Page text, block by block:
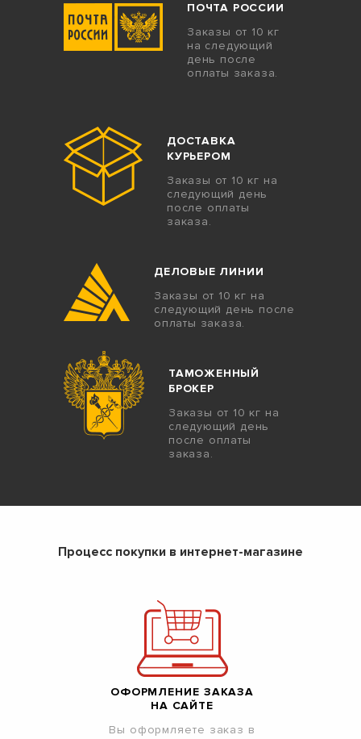
ПОЧТА РОССИИ
Заказы от 10 кг
на следующий
день после
оплаты заказа.
ДОСТАВКА
КУРЬЕРОМ
Заказы от 10 кг на
следующий день
после оплаты
заказа.
ДЕЛОВЫЕ ЛИНИИ
Заказы от 10 кг на
следующий день после
оплаты заказа.
ТАМОЖЕННЫЙ
БРОКЕР
Заказы от 10 кг на
следующий день
после оплаты
заказа.
Процесс покупки в интернет-магазине
ОФОРМЛЕНИЕ ЗАКАЗА
НА САЙТЕ
Вы оформляете заказ в